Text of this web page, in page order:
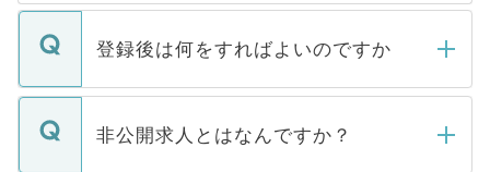
登録後は何をすればよいのですか
ご登録いただきましたら、弊社担当者がご
登録内容を確認し、その後メールもしくは
非公開求人とはなんですか？